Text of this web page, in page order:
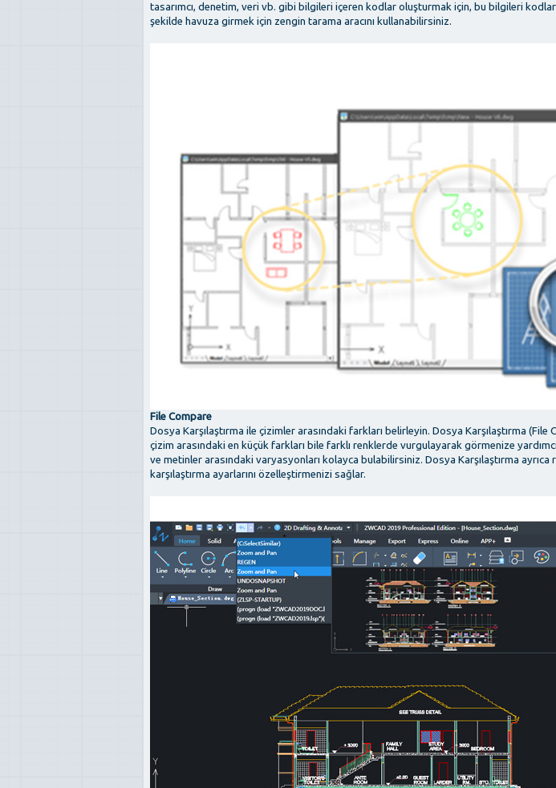
tasarımcı, denetim, veri vb. gibi bilgileri içeren kodlar oluşturmak için, bu bilgileri
şekilde havuza girmek için zengin tarama aracını kullanabilirsiniz.
File Compare
Dosya Karşılaştırma ile çizimler arasındaki farkları belirleyin. Dosya Karşılaştırma (File
çizim arasındaki en küçük farkları bile farklı renklerde vurgulayarak görmenize
ve metinler arasındaki varyasyonları kolayca bulabilirsiniz. Dosya Karşılaştırma
karşılaştırma ayarlarını özelleştirmenizi sağlar.